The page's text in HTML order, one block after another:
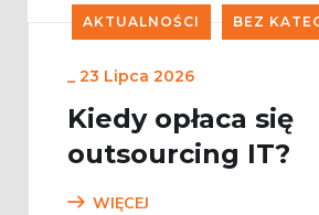
AKTUALNOŚCI BEZ
_ 23 Lipca 2026
Kiedy opłaca się
outsourcing IT?
WIĘCEJ